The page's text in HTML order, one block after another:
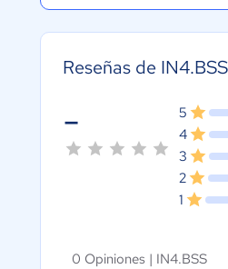
Reseñas de IN4.BSS
- 5
4
3
2
1
0 Opiniones | IN4.BSS